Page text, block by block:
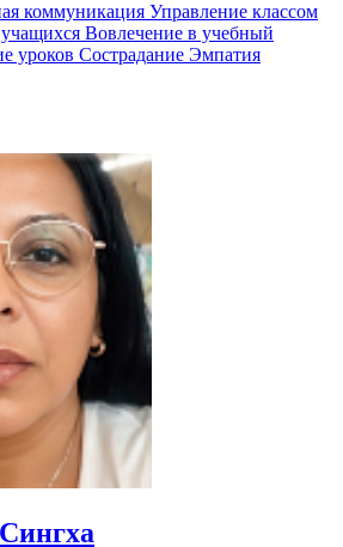
Управление классом
Вовлечение в учебный
уроков Сострадание Эмпатия